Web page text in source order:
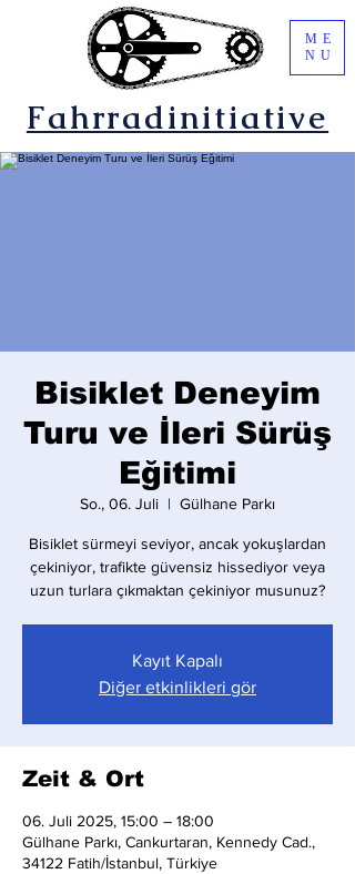
Fahrradinitiative
ME
NU
Bisiklet Deneyim
Turu ve İleri Sürüş
Eğitimi
So., 06. Juli
  |
Gülhane Parkı
Bisiklet sürmeyi seviyor, ancak yokuşlardan
çekiniyor, trafikte güvensiz hissediyor veya
uzun turlara çıkmaktan çekiniyor musunuz?
Kayıt Kapalı
Diğer etkinlikleri gör
Zeit & Ort
06. Juli 2025, 15:00 – 18:00
Gülhane Parkı, Cankurtaran, Kennedy Cad.,
34122 Fatih/İstanbul, Türkiye